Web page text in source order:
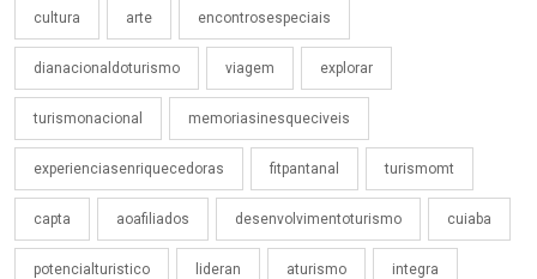
cultura arte encontrosespeciais
dianacionaldoturismo viagem explorar
turismonacional memoriasinesqueciveis
experienciasenriquecedoras fitpantanal turismomt
capta aoafiliados desenvolvimentoturismo cuiaba
potencialturistico lideran aturismo integra